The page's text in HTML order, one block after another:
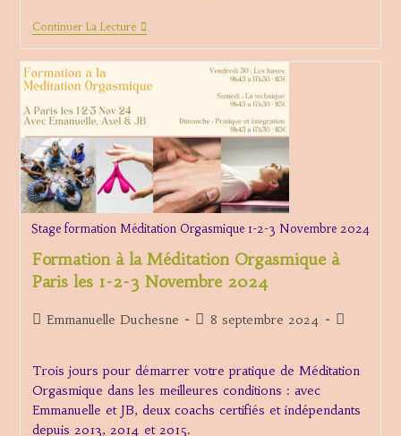
Continuer La LectureLe
D’explorations
Stage formation Méditation Orgasmique 1-2-3 Novembre 2024
Formation à la Méditation Orgasmique à
Paris les 1-2-3 Novembre 2024
Auteur/autrice
publication :
Emmanuelle Duchesne
Publication
8 septembre 2024
Post
Trois jours pour démarrer votre pratique de Méditation
Orgasmique dans les meilleures conditions : avec
Emmanuelle et JB, deux coachs certifiés et indépendants
depuis 2013, 2014 et 2015.